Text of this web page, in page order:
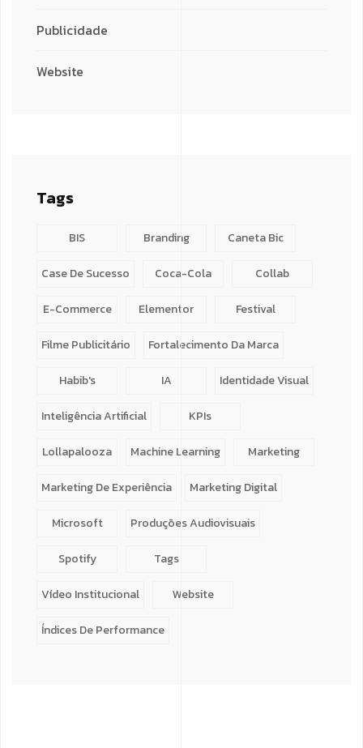
Publicidade
Website
Tags
BIS Branding Caneta Bic
Case De Sucesso Coca-Cola Collab
E-Commerce Elementor Festival
Filme Publicitário Fortalecimento Da Marca
Habib's IA Identidade Visual
Inteligência Artificial KPIs
Lollapalooza Machine Learning Marketing
Marketing De Experiência Marketing Digital
Microsoft Produções Audiovisuais
Spotify Tags
Vídeo Institucional Website
Índices De Performance